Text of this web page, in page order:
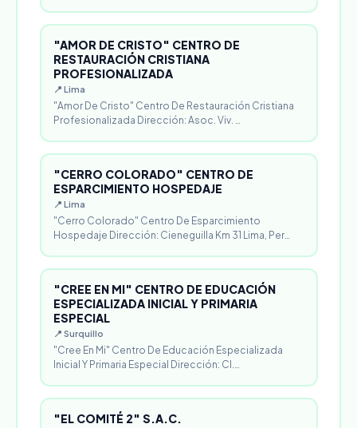
"AMOR DE CRISTO" CENTRO DE
RESTAURACIÓN CRISTIANA
PROFESIONALIZADA
📍 Lima
"Amor De Cristo" Centro De Restauración Cristiana
Profesionalizada Dirección: Asoc. Viv. …
"CERRO COLORADO" CENTRO DE
ESPARCIMIENTO HOSPEDAJE
📍 Lima
"Cerro Colorado" Centro De Esparcimiento
Hospedaje Dirección: Cieneguilla Km 31 Lima, Per…
"CREE EN MI" CENTRO DE EDUCACIÓN
ESPECIALIZADA INICIAL Y PRIMARIA
ESPECIAL
📍 Surquillo
"Cree En Mi" Centro De Educación Especializada
Inicial Y Primaria Especial Dirección: Cl.…
"EL COMITÉ 2" S.A.C.